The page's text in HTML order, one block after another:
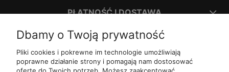
PŁATNOŚĆ I DOSTAWA
INFORMACJE
Dbamy o Twoją prywatność
Pliki cookies i pokrewne im technologie umożliwiają
poprawne działanie strony i pomagają nam dostosować